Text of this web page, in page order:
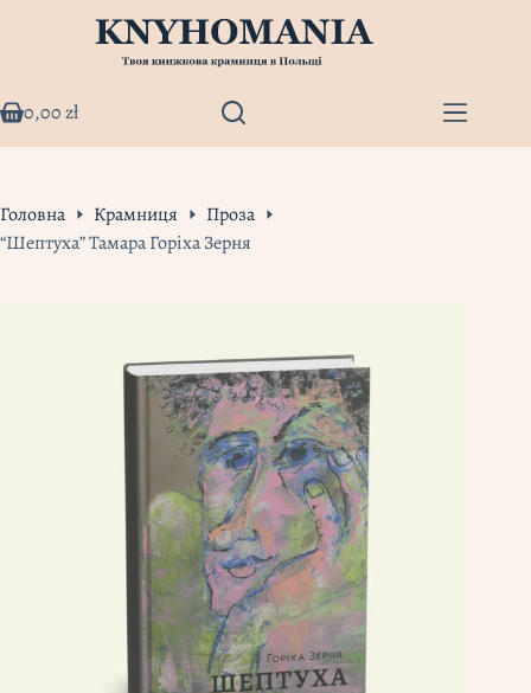
Кошик
0,00zł
Головна Крамниця
Проза
“Шептуха” Тамара Горіха Зерня